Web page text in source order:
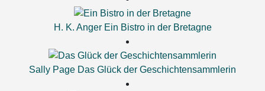
H. K. Anger Ein Bistro in der Bretagne
Sally Page Das Glück der Geschichtensammlerin